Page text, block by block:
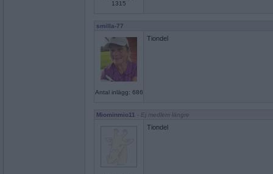
1315
smilla-77
Antal inlägg: 686
Tiondel
Miominmio11 - Ej medlem längre
Tiondel